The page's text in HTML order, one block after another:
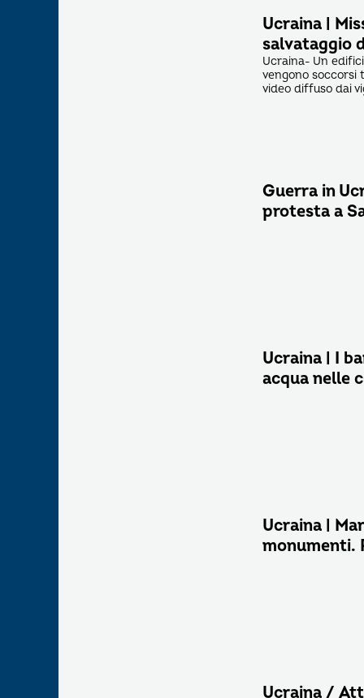
Ucraina |
salvataggio
Ucraina- Un
vengono soccorsi
video diffuso dai
Guerra in
protesta a
Ucraina | I
acqua nelle
Ucraina |
monumenti.
Ucraina /